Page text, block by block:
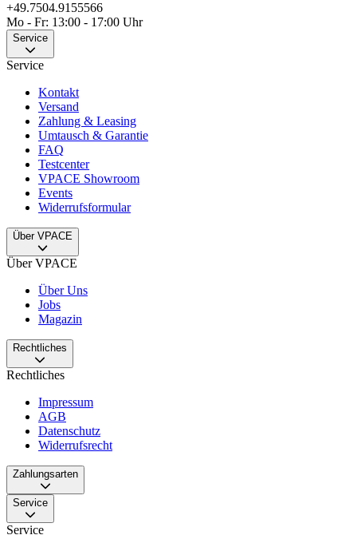
+49.7504.9155566
Mo - Fr: 13:00 - 17:00 Uhr
Service
Service
Kontakt
Versand
Zahlung & Leasing
Umtausch & Garantie
FAQ
Testcenter
VPACE Showroom
Events
Widerrufsformular
Über VPACE
Über VPACE
Über Uns
Jobs
Magazin
Rechtliches
Rechtliches
Impressum
AGB
Datenschutz
Widerrufsrecht
Zahlungsarten
Service
Service